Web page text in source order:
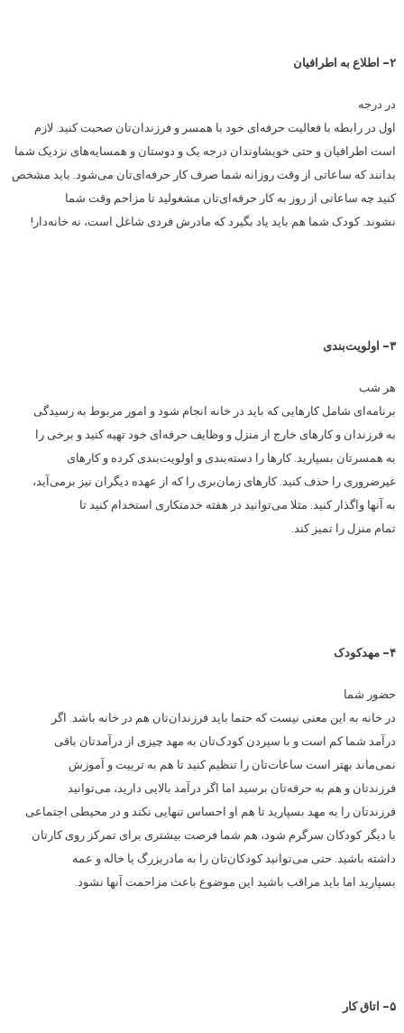
۲- اطلاع به اطرافیان
در درجه
اول در رابطه با فعالیت حرفه‌ای خود با همسر و فرزندان‌تان صحبت کنید. لازم
است اطرافیان و حتی خویشاوندان درجه یک و دوستان و همسایه‌های نزدیک شما
بدانند که ساعاتی از وقت روزانه شما صرف کار حرفه‌ای‌تان می‌شود. باید مشخص
کنید چه ساعاتی از روز به کار حرفه‌ای‌تان مشغولید تا مزاحم وقت شما
نشوند. کودک شما هم باید یاد بگیرد که مادرش فردی شاغل است، نه خانه‌دار!
۳- اولویت‌بندی
هر شب
برنامه‌ای شامل کارهایی که باید در خانه انجام شود و امور مربوط به رسیدگی
به فرزندان و کارهای خارج از منزل و وظایف حرفه‌ای خود تهیه کنید و برخی را
به همسرتان بسپارید. کارها را دسته‌بندی و اولویت‌بندی کرده و کارهای
غیرضروری را حذف کنید. کارهای زمان‌بری را که از عهده دیگران نیز برمی‌آید،
به آنها واگذار کنید. مثلا می‌توانید در هفته خدمتکاری استخدام کنید تا
تمام منزل را تمیز کند.
۴- مهدکودک
حضور شما
در خانه به این معنی نیست که حتما باید فرزندان‌تان هم در خانه باشد. اگر
درآمد شما کم است و با سپردن کودک‌تان به مهد چیزی از درآمدتان باقی
نمی‌ماند بهتر است ساعات‌تان را تنظیم کنید تا هم به تربیت و آموزش
فرزندتان و هم به حرفه‌تان برسید اما اگر درآمد بالایی دارید، می‌توانید
فرزندتان را به مهد بسپارید تا هم او احساس تنهایی نکند و در محیطی اجتماعی
با دیگر کودکان سرگرم شود، هم شما فرصت بیشتری برای تمرکز روی کارتان
داشته باشید. حتی می‌توانید کودکان‌تان را به مادربزرگ یا خاله و عمه
بسپارید اما باید مراقب باشید این موضوع باعث مزاحمت آنها نشود.
۵- اتاق کار